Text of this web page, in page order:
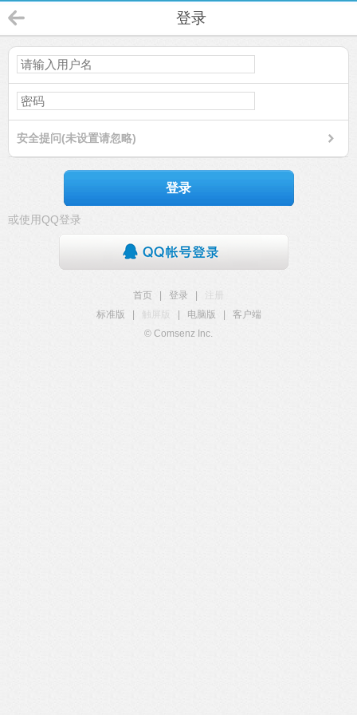
登录
安全提问(未设置请忽略)
登录
或使用QQ登录
首页 登录
注册
标准版
触屏版 电脑版
客户端
© Comsenz Inc.